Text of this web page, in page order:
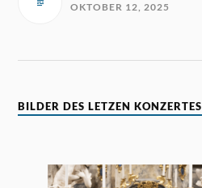
OKTOBER 12, 2025
BILDER DES LETZEN KONZERTES